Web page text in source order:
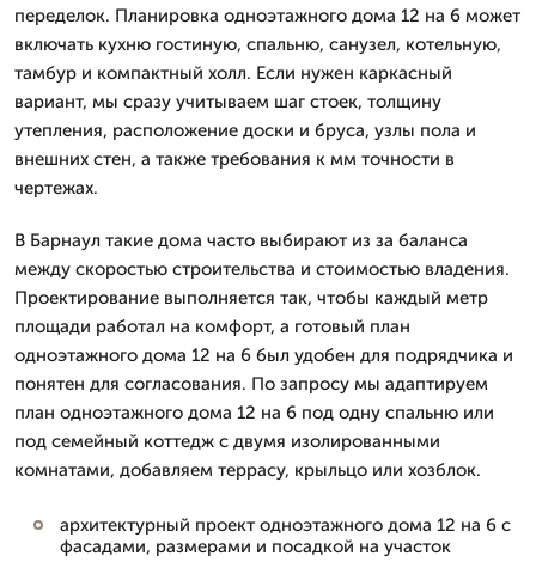
переделок. Планировка одноэтажного дома 12 на 6 может
включать кухню гостиную, спальню, санузел, котельную,
тамбур и компактный холл. Если нужен каркасный
вариант, мы сразу учитываем шаг стоек, толщину
утепления, расположение доски и бруса, узлы пола и
внешних стен, а также требования к мм точности в
чертежах.
В Барнаул такие дома часто выбирают из за баланса
между скоростью строительства и стоимостью владения.
Проектирование выполняется так, чтобы каждый метр
площади работал на комфорт, а готовый план
одноэтажного дома 12 на 6 был удобен для подрядчика и
понятен для согласования. По запросу мы адаптируем
план одноэтажного дома 12 на 6 под одну спальню или
под семейный коттедж с двумя изолированными
комнатами, добавляем террасу, крыльцо или хозблок.
архитектурный проект одноэтажного дома 12 на 6 с
фасадами, размерами и посадкой на участок